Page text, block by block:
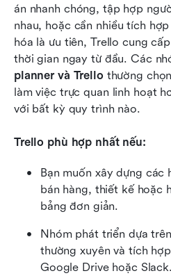
án nhanh chóng, tập hợp
nhau, hoặc cần nhiều tích
hóa là ưu tiên, Trello cung
thời gian ngay từ đầu. Các
planner và Trello thường
làm việc trực quan linh hoạt
với bất kỳ quy trình nào.
Trello phù hợp nhất nếu:
Bạn muốn xây dựng
bán hàng, thiết kế hoặc
bảng đơn giản.
Nhóm phát triển dựa
thường xuyên và tích
Google Drive hoặc Slack.